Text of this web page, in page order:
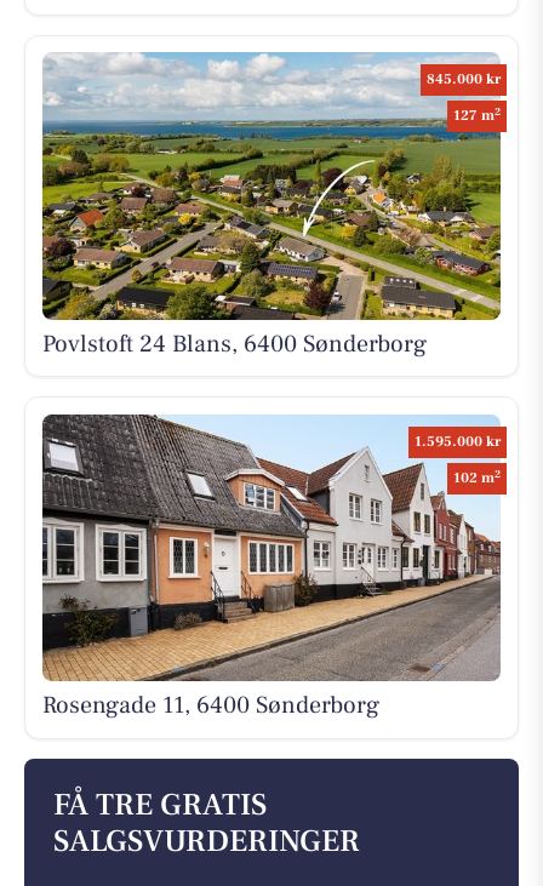
845.000 kr
127 m2
Povlstoft 24 Blans, 6400 Sønderborg
1.595.000 kr
102 m2
Rosengade 11, 6400 Sønderborg
FÅ TRE GRATIS
SALGSVURDERINGER